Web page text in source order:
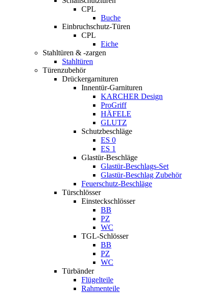
CPL
Buche
Einbruchschutz-Türen
CPL
Eiche
Stahltüren & -zargen
Stahltüren
Türenzubehör
Drückergarnituren
Innentür-Garnituren
KARCHER Design
ProGriff
HÄFELE
GLUTZ
Schutzbeschläge
ES 0
ES 1
Glastür-Beschläge
Glastür-Beschlags-Set
Glastür-Beschlag Zubehör
Feuerschutz-Beschläge
Türschlösser
Einsteckschlösser
BB
PZ
WC
TGL-Schlösser
BB
PZ
WC
Türbänder
Flügelteile
Rahmenteile